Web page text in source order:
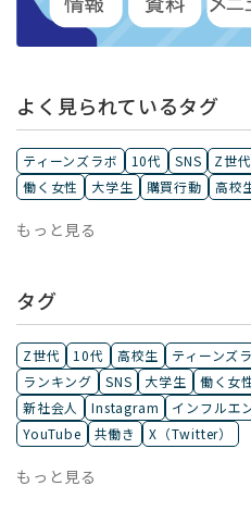
よく見られているタグ
ティーンズラボ 10代 SNS Z世代
働く女性
大学生 購買行動 高校
もっと見る
タグ
Z世代 10代 高校生 ティーンズ
ランキング
SNS 大学生 働く女
新社会人
Instagram インフルエ
YouTube
共働き X（Twitter）
もっと見る